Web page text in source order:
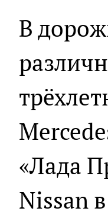
В
«Лада
Nissan